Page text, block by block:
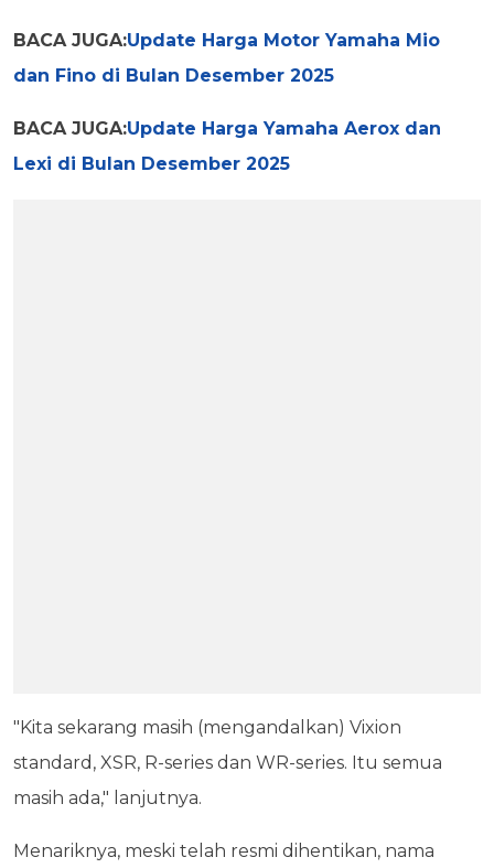
BACA JUGA:Update Harga Motor Yamaha Mio
dan Fino di Bulan Desember 2025
BACA JUGA:Update Harga Yamaha Aerox dan
Lexi di Bulan Desember 2025
"Kita sekarang masih (mengandalkan) Vixion
standard, XSR, R-series dan WR-series. Itu semua
masih ada," lanjutnya.
Menariknya, meski telah resmi dihentikan, nama